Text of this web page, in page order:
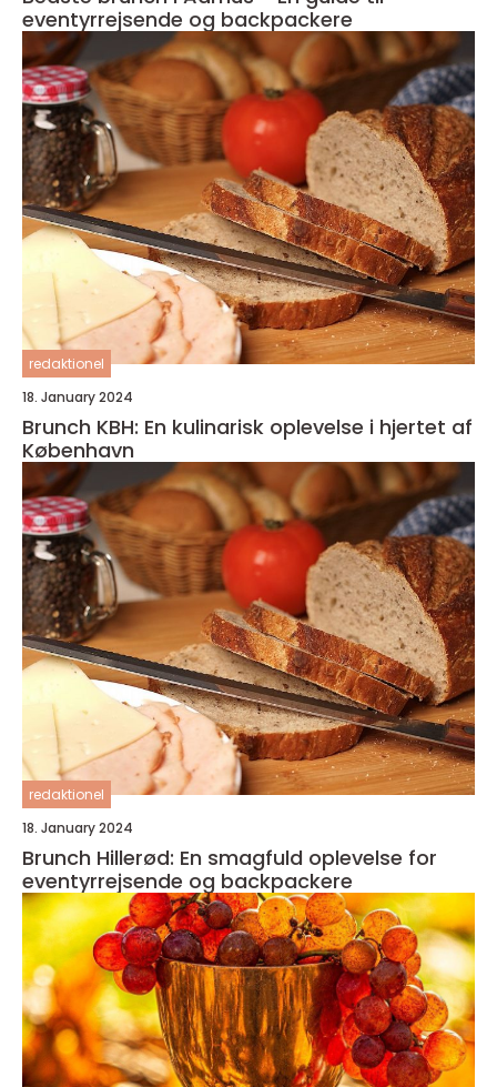
eventyrrejsende og backpackere
redaktionel
18. January 2024
Brunch KBH: En kulinarisk oplevelse i hjertet af
København
redaktionel
18. January 2024
Brunch Hillerød: En smagfuld oplevelse for
eventyrrejsende og backpackere